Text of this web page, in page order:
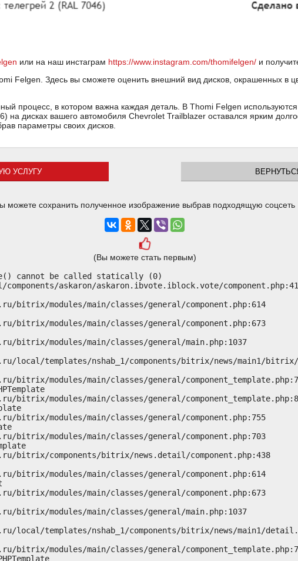
или на наш инстаграм https://www.instagram.com/thomifelgen/ и
Felgen. Здесь вы сможете оценить внешний вид дисков, окрашенных в
процесс, в котором важна каждая деталь. В Thomi Felgen
на дисках вашего автомобиля Chevrolet Trailblazer оставался ярким
параметры своих дисков.
УСЛУГУ
можете сохранить полученное изображение выбрав подходящую соцсеть
(Вы можете стать первым)
cannot be called statically (0)
askaron/askaron.ibvote.iblock.vote/